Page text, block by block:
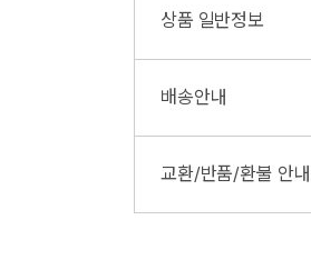
업체명
연락처
반품지주소
상품 일반정보
상품번호
제조일자 및 유효기간
배송안내
배송처
배송택배사
교환/반품/환불 안내